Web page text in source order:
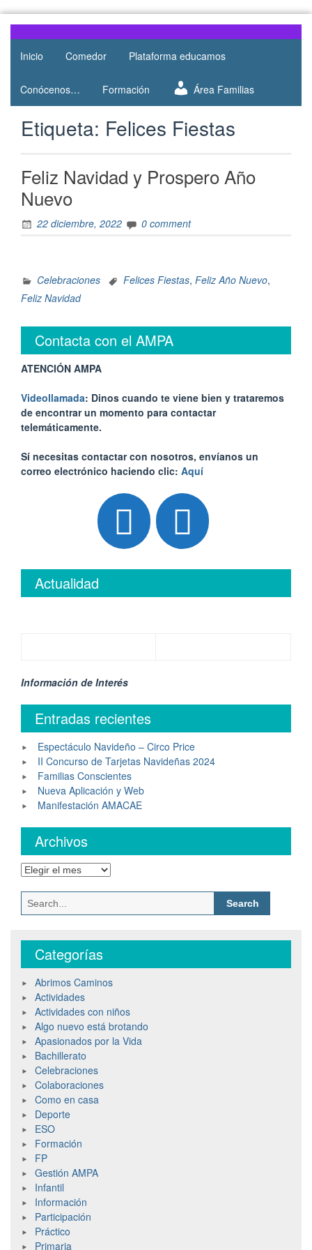
AMPA
Salesianos
Atocha
AMPA del
Colegio
de Atocha
Inicio Comedor Plataforma educamos
Conócenos… Formación Área Familias
Etiqueta: Felices Fiestas
Feliz Navidad y Prospero Año
Nuevo
22 diciembre, 2022 0 comment
Celebraciones Felices Fiestas, Feliz Año Nuevo,
Feliz Navidad
Contacta con el AMPA
ATENCIÓN AMPA
Videollamada: Dinos cuando te viene bien y trataremos
de encontrar un momento para contactar
telemáticamente.
Sí necesitas contactar con nosotros, envíanos un
correo electrónico haciendo clic: Aquí
Actualidad
Información de Interés
Entradas recientes
Espectáculo Navideño – Circo Price
II Concurso de Tarjetas Navideñas 2024
Familias Conscientes
Nueva Aplicación y Web
Manifestación AMACAE
Archivos
Categorías
Abrimos Caminos
Actividades
Actividades con niños
Algo nuevo está brotando
Apasionados por la Vida
Bachillerato
Celebraciones
Colaboraciones
Como en casa
Deporte
ESO
Formación
FP
Gestión AMPA
Infantil
Información
Participación
Práctico
Primaria